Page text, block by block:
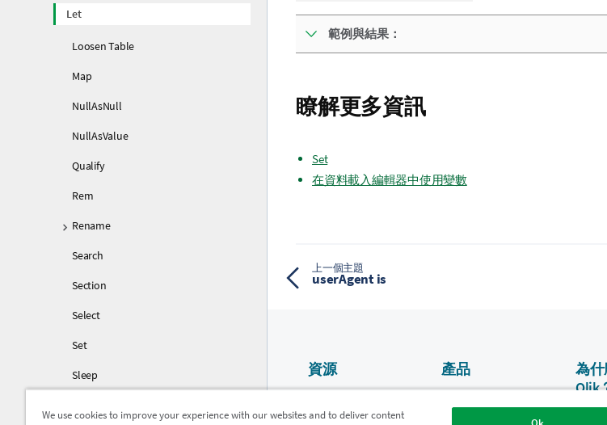
Let
Loosen Table
Map
NullAsNull
NullAsValue
Qualify
Rem
Rename
Search
Section
Select
Set
Sleep
範例與結果：
瞭解更多資訊
Set
在資料載入編輯器中使用變數
上一個主題
userAgent is
資源 產品
為
Qlik
為什
We use cookies to improve your experience with our websites and to deliver content